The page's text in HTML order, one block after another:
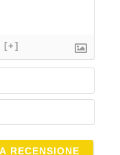
[+]